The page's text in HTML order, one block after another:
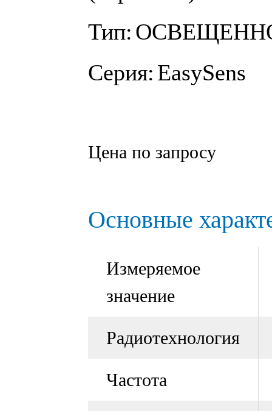
Тип:
Серия: EasySens
Цена по запросу
Основные
Измеряемое
значение
Радиотехнология
Частота